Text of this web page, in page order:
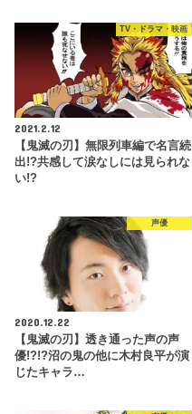
TV・ドラマ・映画
2021.2.12
【鬼滅の刃】無限列車編で名言続
出!?共感して涙なしには見られな
い!?
声優
2020.12.22
【鬼滅の刃】透き通った声の声
優!?!?沼の鬼の他に木村良平が演
じたキャラ…